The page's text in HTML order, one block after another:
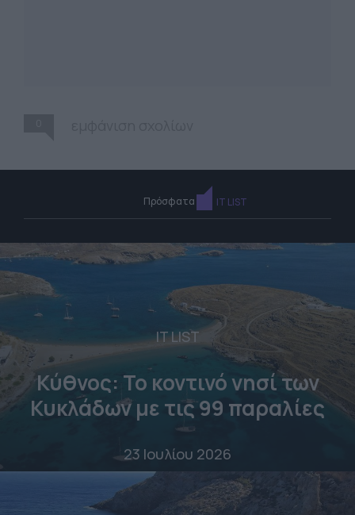
Πρόσφατα IT LIST
IT LIST
Κύθνος: Το κοντινό νησί των
Κυκλάδων με τις 99 παραλίες
23 Ιουλίου 2026